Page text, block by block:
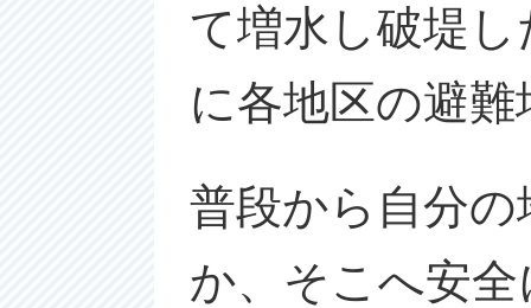
て増水し破堤
に各地区の避
普段から自分
か、そこへ安